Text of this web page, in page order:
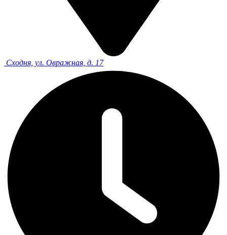
Сходня, ул. Овражная, д. 17